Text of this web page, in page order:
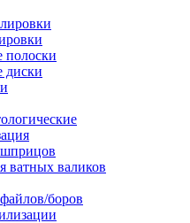
диски
ватных валиков
боров